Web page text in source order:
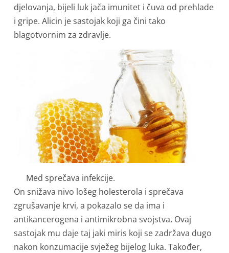
djelovanja, bijeli luk jača imunitet i čuva od prehlade
i gripe. Alicin je sastojak koji ga čini tako
blagotvornim za zdravlje.
Med sprečava infekcije.
On snižava nivo lošeg holesterola i sprečava
zgrušavanje krvi, a pokazalo se da ima i
antikancerogena i antimikrobna svojstva. Ovaj
sastojak mu daje taj jaki miris koji se zadržava dugo
nakon konzumacije svježeg bijelog luka. Također,